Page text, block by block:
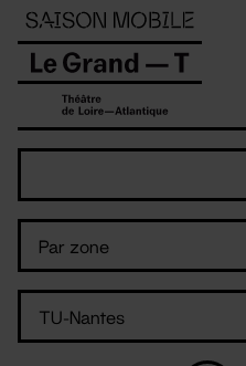
Panneau de gestion des cookies